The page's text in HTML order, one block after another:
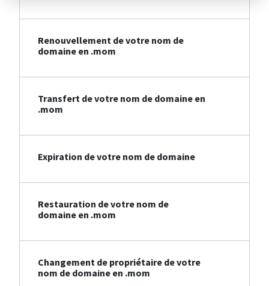
Renouvellement de votre nom de
domaine en .mom
Transfert de votre nom de domaine en
.mom
Expiration de votre nom de domaine
Restauration de votre nom de
domaine en .mom
Changement de propriétaire de votre
nom de domaine en .mom